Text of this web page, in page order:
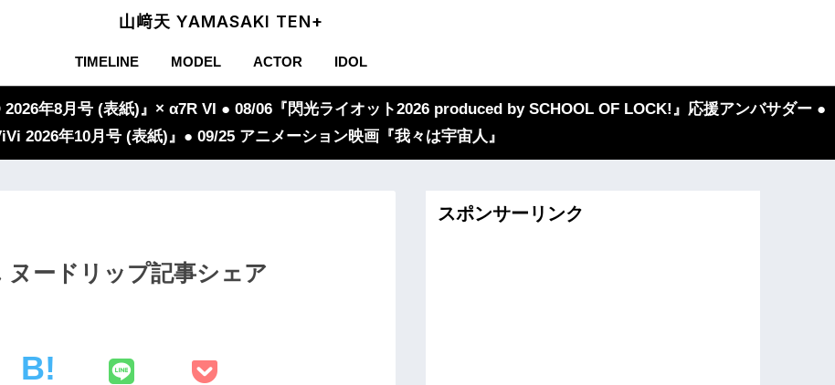
山﨑天 YAMASAKI TEN+
TIMELINE MODEL ACTOR IDOL
年8月号 (表紙)』× α7R VI ● 08/06『閃光ライオット2026 produced by SCHOOL OF LOCK!』応援アンバサダー ●
2026年10月号 (表紙)』● 09/25 アニメーション映画『我々は宇宙人』
ヌードリップ記事シェア
スポンサーリンク